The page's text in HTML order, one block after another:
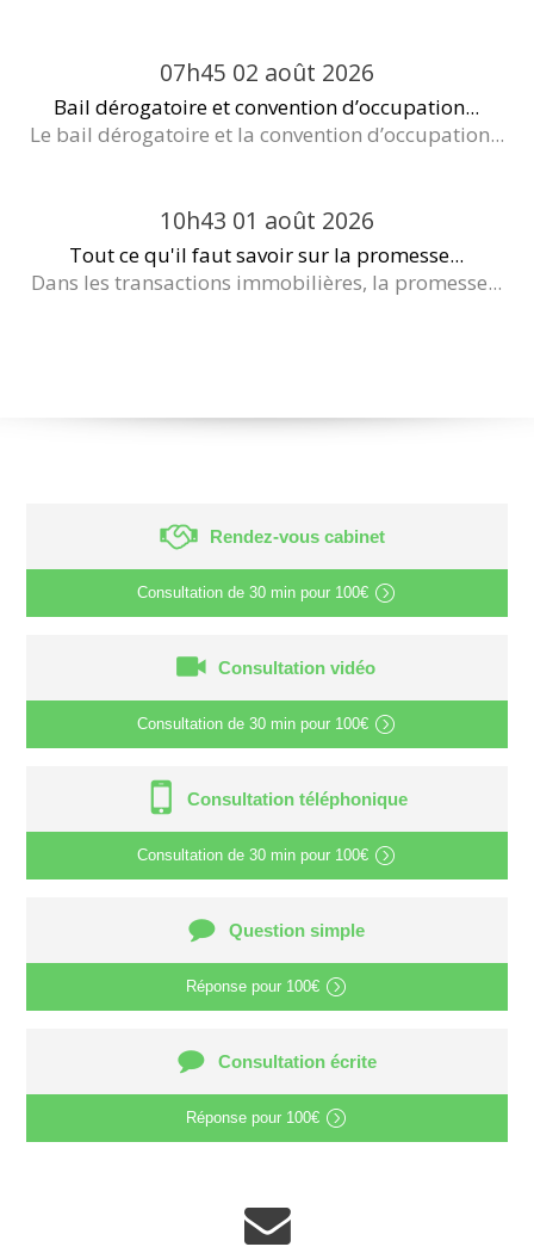
07h45 02 août 2026
Bail dérogatoire et convention d’occupation...
Le bail dérogatoire et la convention d’occupation...
10h43 01 août 2026
Tout ce qu'il faut savoir sur la promesse...
Dans les transactions immobilières, la promesse...
Rendez-vous cabinet
Consultation de 30 min pour 100€
Consultation vidéo
Consultation de 30 min pour 100€
Consultation téléphonique
Consultation de 30 min pour 100€
Question simple
Réponse pour 100€
Consultation écrite
Réponse pour 100€